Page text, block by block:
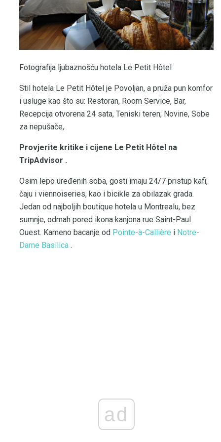
Fotografija ljubaznošću hotela Le Petit Hôtel
Stil hotela Le Petit Hôtel je Povoljan, a pruža pun komfor
i usluge kao što su: Restoran, Room Service, Bar,
Recepcija otvorena 24 sata, Teniski teren, Novine, Sobe
za nepušače,
Provjerite kritike i cijene Le Petit Hôtel na
TripAdvisor .
Osim lepo uređenih soba, gosti imaju 24/7 pristup kafi,
čaju i viennoiseries, kao i bicikle za obilazak grada.
Jedan od najboljih boutique hotela u Montrealu, bez
sumnje, odmah pored ikona kanjona rue Saint-Paul
Ouest. Kameno bacanje od Pointe-à-Callière i Notre-
Dame Basilica .
ad